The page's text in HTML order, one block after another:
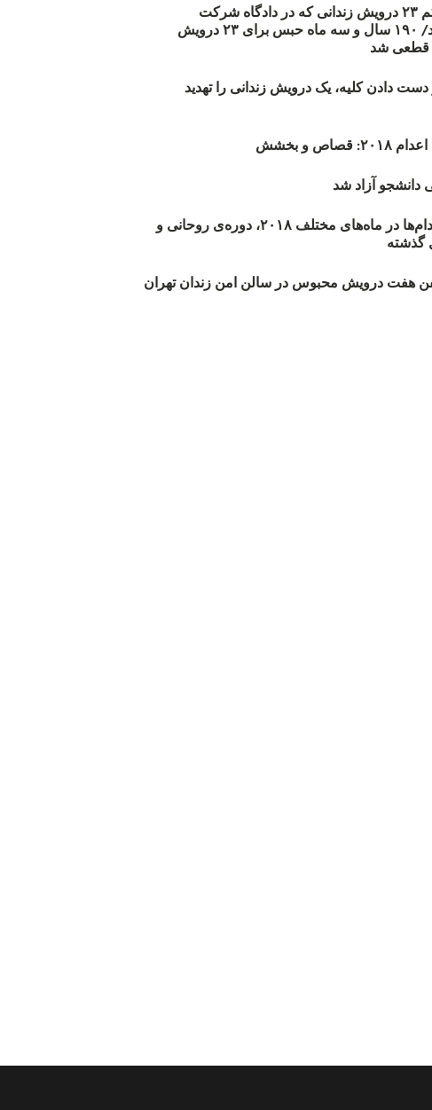
تأیید حکم ۲۳ درویش زندانی که در دادگاه شرکت
نکرده‌اند/ ۱۹۰ سال و سه ماه حبس برای ۲۳ درویش
قطعی شد
دادن کلیه، یک درویش زندانی را تهدید
قصاص و بخشش
آزاد شد
روند اعدام‌ها در ماه‌های مختلف ۲۰۱۸، دوره‌ی روحانی و
هفت درویش محبوس در سالن امن زندان تهران